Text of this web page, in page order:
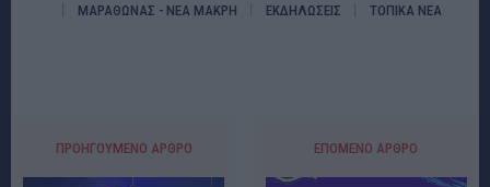
ΜΑΡΑΘΩΝΑΣ - ΝΕΑ ΜΑΚΡΗ ΕΚΔΗΛΩΣΕΙΣ ΤΟΠΙΚΑ ΝΕΑ
ΠΡΟΗΓΟΎΜΕΝΟ ΆΡΘΡΟ ΕΠΌΜΕΝΟ ΆΡΘΡΟ